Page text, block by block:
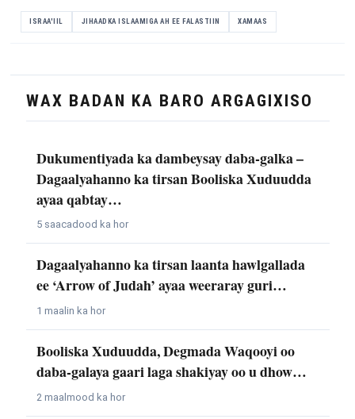
ISRAA'IIL JIHAADKA ISLAAMIGA AH EE FALASTIIN XAMAAS
WAX BADAN KA BARO ARGAGIXISO
Dukumentiyada ka dambeysay daba-galka –
Dagaalyahanno ka tirsan Booliska Xuduudda
ayaa qabtay…
5 saacadood ka hor
Dagaalyahanno ka tirsan laanta hawlgallada
ee ‘Arrow of Judah’ ayaa weeraray guri…
1 maalin ka hor
Booliska Xuduudda, Degmada Waqooyi oo
daba-galaya gaari laga shakiyay oo u dhow…
2 maalmood ka hor